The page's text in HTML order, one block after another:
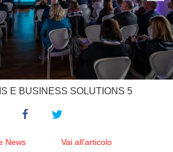
E BUSINESS SOLUTIONS 5
News Vai all'articolo